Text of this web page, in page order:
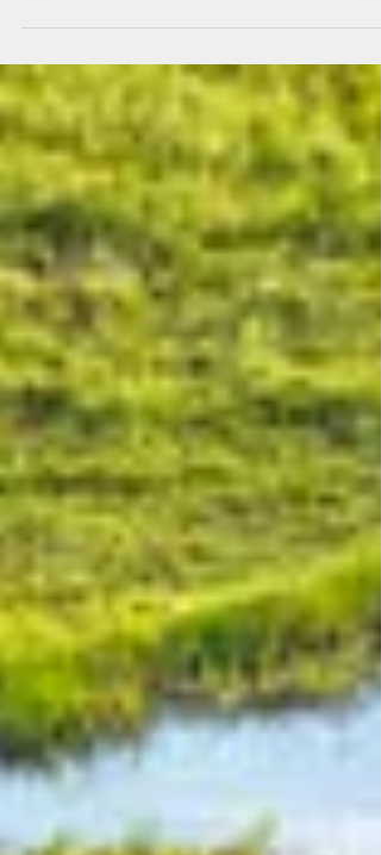
sacralità, colori e tradizioni che risalgono a
celebrazioni religiose più spettacolari
dell'Africa, dichiarata Patrimonio
Immateriale dell'Umanità dall'UNESCO.